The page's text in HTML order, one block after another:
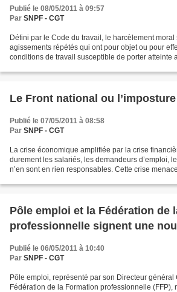
Publié le 08/05/2011 à 09:57
Par SNPF - CGT
Défini par le Code du travail, le harcèlement
agissements répétés qui ont pour objet ou pour
conditions de travail susceptible de porter atteinte
Le Front national ou
Publié le 07/05/2011 à 08:58
Par SNPF - CGT
La crise économique amplifiée par la crise
durement les salariés, les demandeurs d’emploi,
n’en sont en rien responsables. Cette crise
Pôle emploi et la Fédération de
professionnelle signent une
Publié le 06/05/2011 à 10:40
Par SNPF - CGT
Pôle emploi, représenté par son Directeur général
Fédération de la Formation professionnelle (FFP),